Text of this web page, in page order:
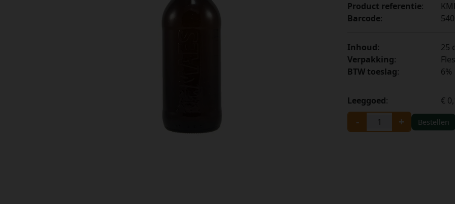
Product referentie:
Barcode:
Inhoud:
25
Verpakking:
Fles
BTW toeslag: 6%
Leeggoed: €
- + Bestellen